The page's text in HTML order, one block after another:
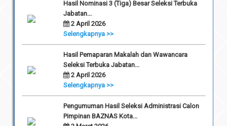
Hasil Nominasi 3 (Tiga) Besar Seleksi Terbuka
Jabatan...
2 April 2026
Selengkapnya >>
Hasil Pemaparan Makalah dan Wawancara
Seleksi Terbuka Jabatan...
2 April 2026
Selengkapnya >>
Pengumuman Hasil Seleksi Administrasi Calon
Pimpinan BAZNAS Kota...